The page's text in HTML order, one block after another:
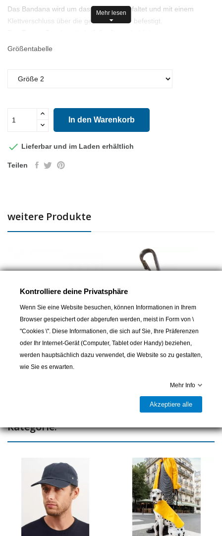
Das Bandana wird um das Halsband gefaltet und mit einem
Klettverschluss über die gesamte Breite befestigt.
Größe 1: 22 cm breit und 16 cm hoch.
Maschinenwäsche bei 30 °C im Schonwaschgang.
Mehr lesen
Größentabelle
In den Warenkorb
 Lieferbar und im Laden erhältlich
Teilen
weitere Produkte
LINDEMANN
Ankerkette Feuerverzinkt
LINDEMANN
16 andere Artikel in der gleichen
Kategorie:
Kontrolliere deine Privatsphäre
Wenn Sie eine Website besuchen, können Informationen in Ihrem
Browser gespeichert oder abgerufen werden, meist in Form von \
"Cookies \". Diese Informationen, die sich auf Sie, Ihre Präferenzen
oder Ihr Internet-Gerät (Computer, Tablet oder Handy) beziehen,
werden hauptsächlich dazu verwendet, die Website so zu gestalten,
wie Sie es erwarten.
Mehr Info
Akzeptiere alle